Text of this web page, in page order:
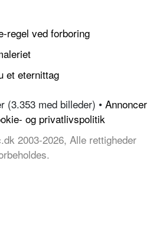
regel ved forboring
et eternittag
(3.353 med billeder) • Annoncer
og privatlivspolitik
2003-2026, Alle rettigheder